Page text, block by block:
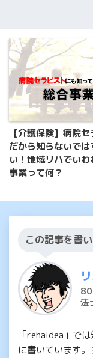
【介護保険】病院
だから知らないでは
い！地域リハでい
事業って何？
この記事を書
法
「rehaidea」で
に書いています